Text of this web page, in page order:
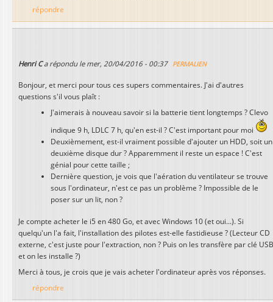
répondre
Henri Ca répondu le mer, 20/04/2016 - 00:37 PERMALIEN
Bonjour, et merci pour tous ces supers commentaires. J'ai d'autres
questions s'il vous plaît :
J'aimerais à nouveau savoir si la batterie tient longtemps ? Clevo
indique 9 h, LDLC 7 h, qu'en est-il ? C'est important pour moi
Deuxièmement, est-il vraiment possible d'ajouter un HDD, soit un
deuxième disque dur ? Apparemment il reste un espace ! C'est
génial pour cette taille ;
Dernière question, je vois que l'aération du ventilateur se trouve
sous l'ordinateur, n'est ce pas un problème ? Impossible de le
poser sur un lit, non ?
Je compte acheter le i5 en 480 Go, et avec Windows 10 (et oui...). Si
quelqu'un l'a fait, l'installation des pilotes est-elle fastidieuse ? (Lecteur CD
externe, c'est juste pour l'extraction, non ? Puis on les transfère par clé USB
et on les installe ?)
Merci à tous, je crois que je vais acheter l'ordinateur après vos réponses.
répondre